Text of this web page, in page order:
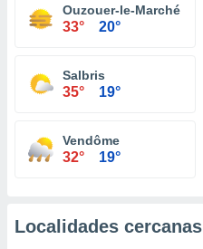
Ouzouer-le-Marché
33° 20°
Salbris
35° 19°
Vendôme
32° 19°
Localidades cercanas